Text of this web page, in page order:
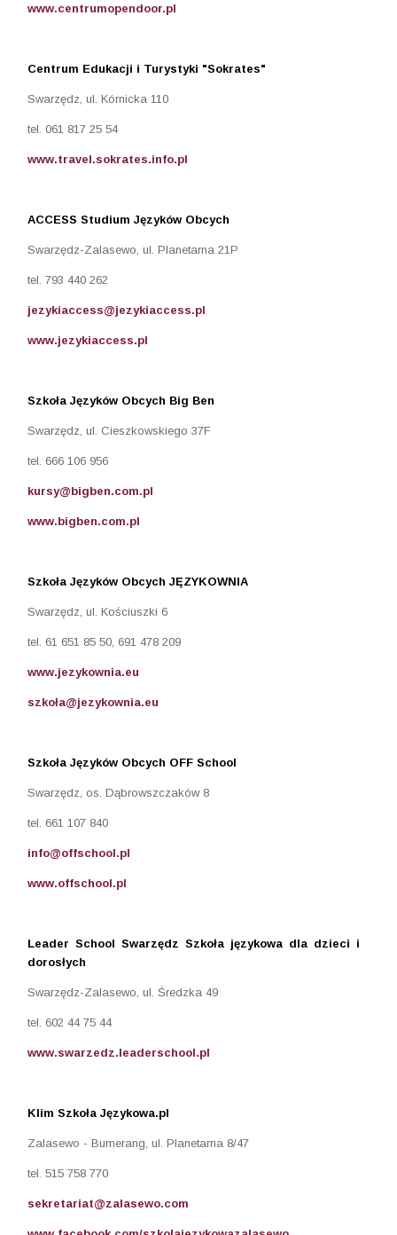
www.centrumopendoor.pl
Centrum Edukacji i Turystyki "Sokrates"
Swarzędz, ul. Kórnicka 110
tel. 061 817 25 54
www.travel.sokrates.info.pl
ACCESS Studium Języków Obcych
Swarzędz-Zalasewo, ul. Planetarna 21P
tel. 793 440 262
jezykiaccess@jezykiaccess.pl
www.jezykiaccess.pl
Szkoła Języków Obcych Big Ben
Swarzędz, ul. Cieszkowskiego 37F
tel. 666 106 956
kursy@bigben.com.pl
www.bigben.com.pl
Szkoła Języków Obcych JĘZYKOWNIA
Swarzędz, ul. Kościuszki 6
tel. 61 651 85 50, 691 478 209
www.jezykownia.eu
szkoła@jezykownia.eu
Szkoła Języków Obcych OFF School
Swarzędz, os. Dąbrowszczaków 8
tel. 661 107 840
info@offschool.pl
www.offschool.pl
Leader School Swarzędz Szkoła językowa dla dzieci i
dorosłych
Swarzędz-Zalasewo, ul. Średzka 49
tel. 602 44 75 44
www.swarzedz.leaderschool.pl
Klim Szkoła Językowa.pl
Zalasewo - Bumerang, ul. Planetarna 8/47
tel. 515 758 770
sekretariat@zalasewo.com